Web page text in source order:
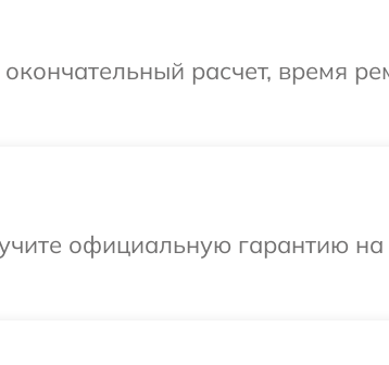
расчет, время
официальную гарантию